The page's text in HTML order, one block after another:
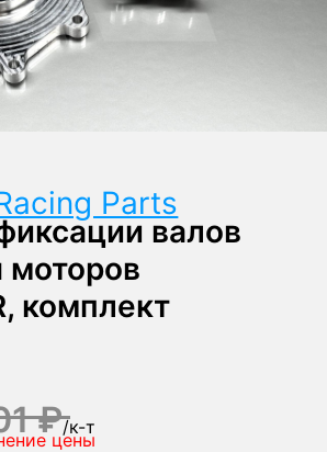
Parts
валов
моторов
комплект
₽/к-т
цены